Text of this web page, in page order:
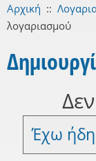
Αρχική ::
λογαριασμού
Έχω